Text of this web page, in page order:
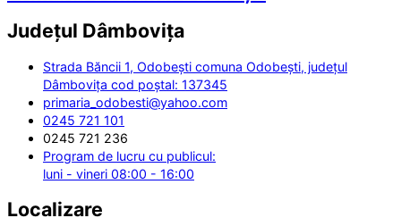
Județul Dâmbovița
Strada Băncii 1, Odobești comuna Odobești, județul
Dâmbovița cod poștal: 137345
primaria_odobesti@yahoo.com
0245 721 101
0245 721 236
Program de lucru cu publicul:
luni - vineri 08:00 - 16:00
Localizare